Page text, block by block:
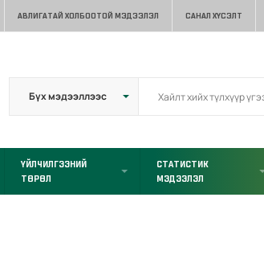
АВЛИГАТАЙ ХОЛБООТОЙ МЭДЭЭЛЭЛ САНАЛ ХҮСЭЛТ
ҮЙЛЧИЛГЭЭНИЙ
ТӨРӨЛ
СТАТИСТИК
МЭДЭЭЛЭЛ